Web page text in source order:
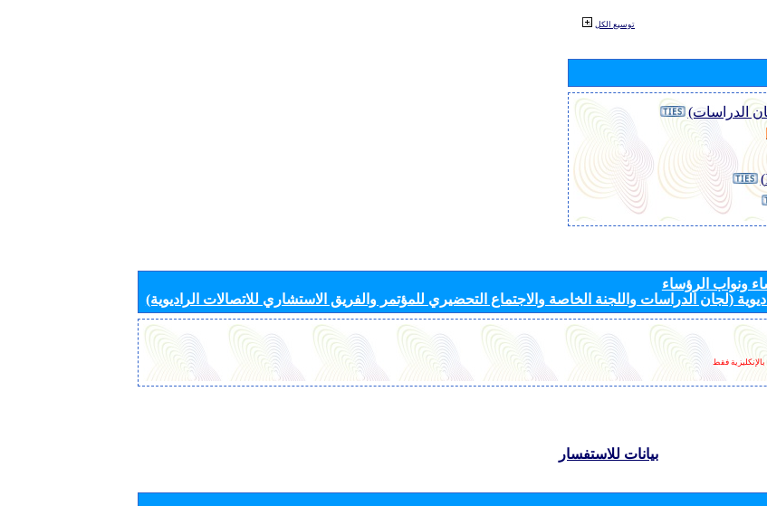
توسيع الكل
الدراسات)
ونواب الرؤساء
(لجان الدراسات واللجنة الخاصة والاجتماع التحضيري للمؤتمر والفريق الاستشاري للاتصالات الراديوية)
بالإنكليزية فقط
بيانات للاستفسار